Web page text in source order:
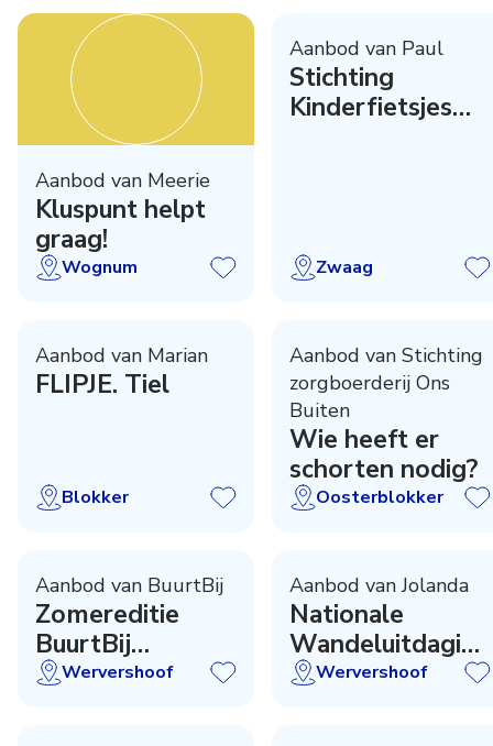
Aanbod van Meerie
Kluspunt helpt
graag!
Wognum
Aanbod van Paul
Stichting
Kinderfietsjes
Zwaag
Aanbod van Marian
FLIPJE. Tiel
Blokker
Aanbod van Stichting
zorgboerderij Ons
Buiten
Wie heeft er
schorten nodig?
Oosterblokker
Aanbod van BuurtBij
Zomereditie
BuurtBij
Magazine
Wervershoof
Aanbod van Jolanda
Nationale
Wandeluitdaging
Wervershoof
Wervershoof